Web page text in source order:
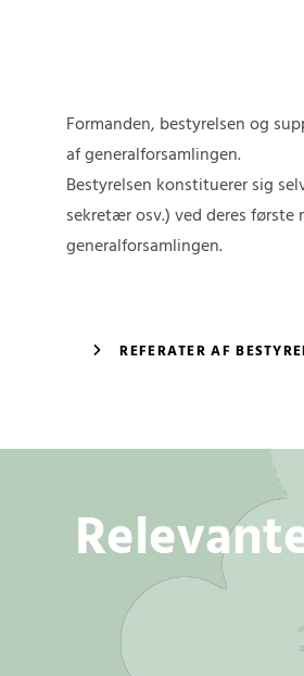
Formanden, bestyrelsen og
af generalforsamlingen.
Bestyrelsen konstituerer sig
sekretær osv.) ved deres første
generalforsamlingen.
REFERATER AF